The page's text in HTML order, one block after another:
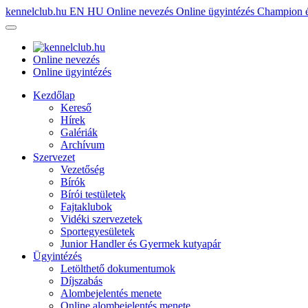
kennelclub.hu EN HU Online nevezés Online ügyintézés Champion
Online nevezés
Online ügyintézés
Kezdőlap
Kereső
Hírek
Galériák
Archívum
Szervezet
Vezetőség
Bírók
Bírói testületek
Fajtaklubok
Vidéki szervezetek
Sportegyesületek
Junior Handler és Gyermek kutyapár
Ügyintézés
Letölthető dokumentumok
Díjszabás
Alombejelentés menete
Online alombejelentés menete